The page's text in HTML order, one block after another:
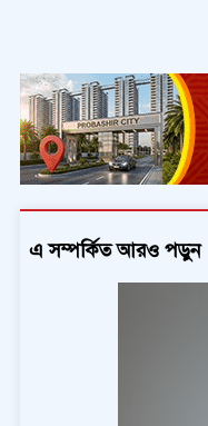
এ সম্পর্কিত আরও পড়ুন